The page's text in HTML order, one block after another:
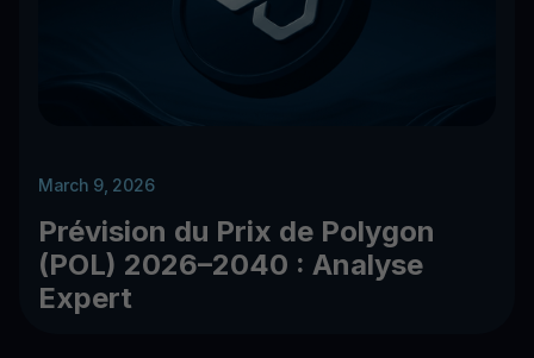
March 9, 2026
Prévision du Prix de Polygon
(POL) 2026–2040 : Analyse
Expert